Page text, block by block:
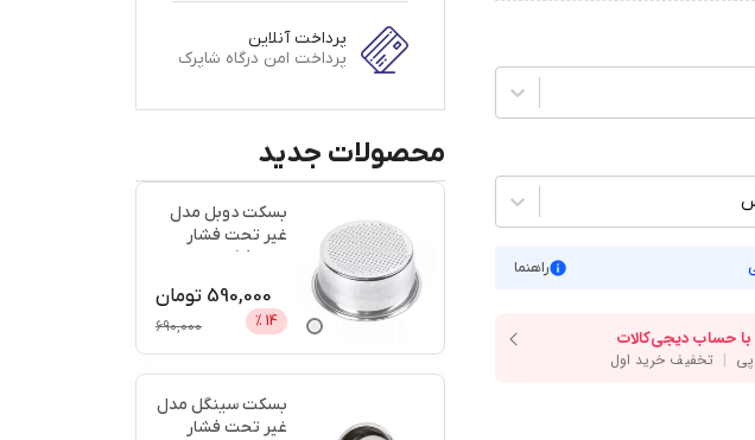
راهنما
پرداخت آنلاین
پرداخت امن درگاه شاپرک
محصولات جدید
بسکت دوبل مدل
غیر تحت فشار
590,000 تومان
14
%
690,000
بسکت سینگل مدل
غیر تحت فشار